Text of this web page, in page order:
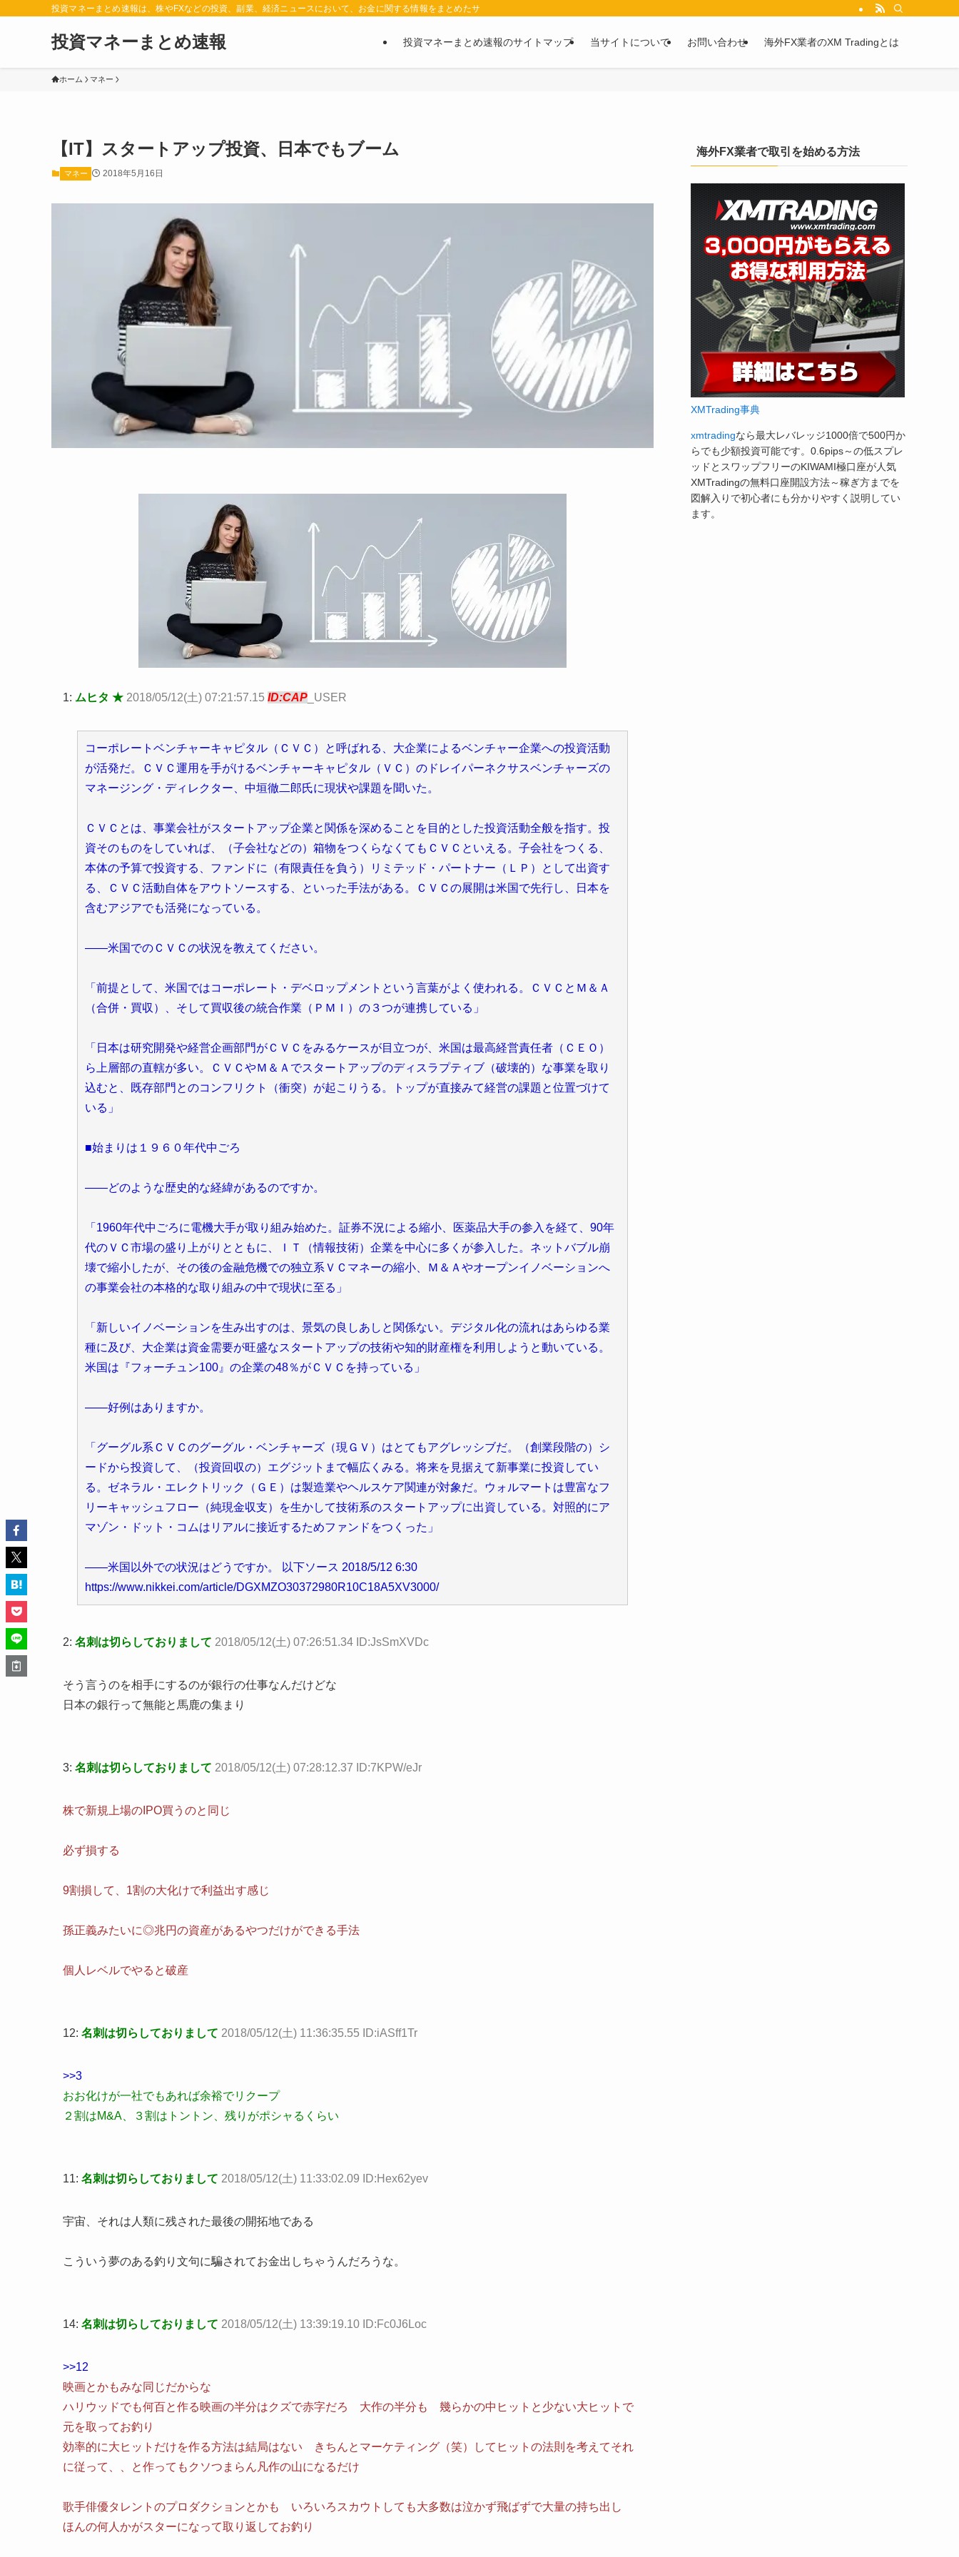
投資マネーまとめ速報は、株やFXなどの投資、副業、経済ニュースにおいて、お金に関する情報をまとめたサイトです。お金に関する情報の口コミや評判を2chや5chからピックアップしています。
投資マネーまとめ速報 投資マネーまとめ速報のサイトマップ 当サイトについて お問い合わせ 海外FX業者のXM Tradingとは
ホーム マネー
【IT】スタートアップ投資、日本でもブーム
マネー 2018年5月16日
1: ムヒタ ★ 2018/05/12(土) 07:21:57.15 ID:CAP _USER
コーポレートベンチャーキャピタル（ＣＶＣ）と呼ばれる、大企業によるベンチャー企業への投資活動
が活発だ。ＣＶＣ運用を手がけるベンチャーキャピタル（ＶＣ）のドレイパーネクサスベンチャーズの
マネージング・ディレクター、中垣徹二郎氏に現状や課題を聞いた。
ＣＶＣとは、事業会社がスタートアップ企業と関係を深めることを目的とした投資活動全般を指す。投
資そのものをしていれば、（子会社などの）箱物をつくらなくてもＣＶＣといえる。子会社をつくる、
本体の予算で投資する、ファンドに（有限責任を負う）リミテッド・パートナー（ＬＰ）として出資す
る、ＣＶＣ活動自体をアウトソースする、といった手法がある。ＣＶＣの展開は米国で先行し、日本を
含むアジアでも活発になっている。
――米国でのＣＶＣの状況を教えてください。
「前提として、米国ではコーポレート・デベロップメントという言葉がよく使われる。ＣＶＣとＭ＆Ａ
（合併・買収）、そして買収後の統合作業（ＰＭＩ）の３つが連携している」
「日本は研究開発や経営企画部門がＣＶＣをみるケースが目立つが、米国は最高経営責任者（ＣＥＯ）
ら上層部の直轄が多い。ＣＶＣやＭ＆Ａでスタートアップのディスラプティブ（破壊的）な事業を取り
込むと、既存部門とのコンフリクト（衝突）が起こりうる。トップが直接みて経営の課題と位置づけて
いる」
■始まりは１９６０年代中ごろ
――どのような歴史的な経緯があるのですか。
「1960年代中ごろに電機大手が取り組み始めた。証券不況による縮小、医薬品大手の参入を経て、90年
代のＶＣ市場の盛り上がりとともに、ＩＴ（情報技術）企業を中心に多くが参入した。ネットバブル崩
壊で縮小したが、その後の金融危機での独立系ＶＣマネーの縮小、Ｍ＆Ａやオープンイノベーションへ
の事業会社の本格的な取り組みの中で現状に至る」
「新しいイノベーションを生み出すのは、景気の良しあしと関係ない。デジタル化の流れはあらゆる業
種に及び、大企業は資金需要が旺盛なスタートアップの技術や知的財産権を利用しようと動いている。
米国は『フォーチュン100』の企業の48％がＣＶＣを持っている」
――好例はありますか。
「グーグル系ＣＶＣのグーグル・ベンチャーズ（現ＧＶ）はとてもアグレッシブだ。（創業段階の）シ
ードから投資して、（投資回収の）エグジットまで幅広くみる。将来を見据えて新事業に投資してい
る。ゼネラル・エレクトリック（ＧＥ）は製造業やヘルスケア関連が対象だ。ウォルマートは豊富なフ
リーキャッシュフロー（純現金収支）を生かして技術系のスタートアップに出資している。対照的にア
マゾン・ドット・コムはリアルに接近するためファンドをつくった」
――米国以外での状況はどうですか。 以下ソース 2018/5/12 6:30
https://www.nikkei.com/article/DGXMZO30372980R10C18A5XV3000/
2: 名刺は切らしておりまして 2018/05/12(土) 07:26:51.34 ID:JsSmXVDc
そう言うのを相手にするのが銀行の仕事なんだけどな
日本の銀行って無能と馬鹿の集まり
3: 名刺は切らしておりまして 2018/05/12(土) 07:28:12.37 ID:7KPW/eJr
株で新規上場のIPO買うのと同じ
必ず損する
9割損して、1割の大化けで利益出す感じ
孫正義みたいに◎兆円の資産があるやつだけができる手法
個人レベルでやると破産
12: 名刺は切らしておりまして 2018/05/12(土) 11:36:35.55 ID:iASff1Tr
>>3
おお化けが一社でもあれば余裕でリクープ
２割はM&A、３割はトントン、残りがポシャるくらい
11: 名刺は切らしておりまして 2018/05/12(土) 11:33:02.09 ID:Hex62yev
宇宙、それは人類に残された最後の開拓地である
こういう夢のある釣り文句に騙されてお金出しちゃうんだろうな。
14: 名刺は切らしておりまして 2018/05/12(土) 13:39:19.10 ID:Fc0J6Loc
>>12
映画とかもみな同じだからな
ハリウッドでも何百と作る映画の半分はクズで赤字だろ 大作の半分も 幾らかの中ヒットと少ない大ヒットで
元を取ってお釣り
効率的に大ヒットだけを作る方法は結局はない きちんとマーケティング（笑）してヒットの法則を考えてそれ
に従って、、と作ってもクソつまらん凡作の山になるだけ
歌手俳優タレントのプロダクションとかも いろいろスカウトしても大多数は泣かず飛ばずで大量の持ち出し
ほんの何人かがスターになって取り返してお釣り
海外FX業者で取引を始める方法
XMTrading事典
xmtradingなら最大レバレッジ1000倍で500円か
らでも少額投資可能です。0.6pips～の低スプレ
ッドとスワップフリーのKIWAMI極口座が人気
XMTradingの無料口座開設方法～稼ぎ方までを
図解入りで初心者にも分かりやすく説明してい
ます。